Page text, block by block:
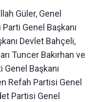
Güler, Genel
Genel Başkanı
Devlet Bahçeli,
Tuncer Bakırhan ve
Genel Başkanı
Refah Partisi Genel
Partisi Genel